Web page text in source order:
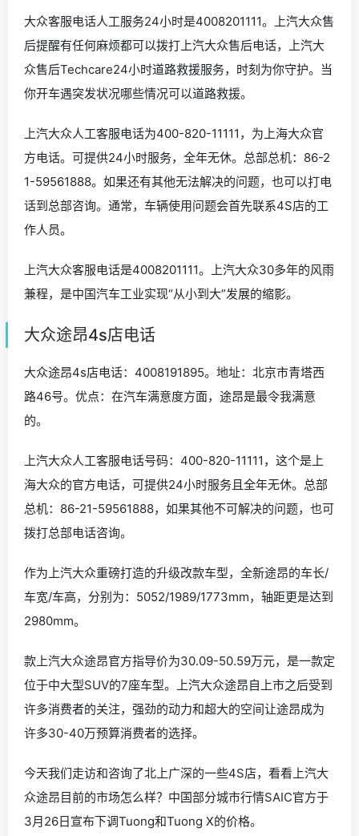
大众客服电话人工服务24小时是4008201111。上汽大众售
后提醒有任何麻烦都可以拨打上汽大众售后电话，上汽大
众售后Techcare24小时道路救援服务，时刻为你守护。当
你开车遇突发状况哪些情况可以道路救援。
上汽大众人工客服电话为400-820-11111，为上海大众官
方电话。可提供24小时服务，全年无休。总部总机：86-2
1-59561888。如果还有其他无法解决的问题，也可以打电
话到总部咨询。通常，车辆使用问题会首先联系4S店的工
作人员。
上汽大众客服电话是4008201111。上汽大众30多年的风雨
兼程，是中国汽车工业实现“从小到大”发展的缩影。
大众途昂4s店电话
大众途昂4s店电话：4008191895。地址：北京市青塔西
路46号。优点：在汽车满意度方面，途昂是最令我满意
的。
上汽大众人工客服电话号码：400-820-11111，这个是上
海大众的官方电话，可提供24小时服务且全年无休。总部
总机：86-21-59561888，如果其他不可解决的问题，也可
拨打总部电话咨询。
作为上汽大众重磅打造的升级改款车型，全新途昂的车长/
车宽/车高，分别为：5052/1989/1773mm，轴距更是达到
2980mm。
款上汽大众途昂官方指导价为30.09-50.59万元，是一款定
位于中大型SUV的7座车型。上汽大众途昂自上市之后受到
许多消费者的关注，强劲的动力和超大的空间让途昂成为
许多30-40万预算消费者的选择。
今天我们走访和咨询了北上广深的一些4S店，看看上汽大
众途昂目前的市场怎么样？中国部分城市行情SAIC官方于
3月26日宣布下调Tuong和Tuong X的价格。